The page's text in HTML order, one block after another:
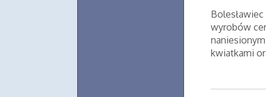
wyrobów
kwiatkami